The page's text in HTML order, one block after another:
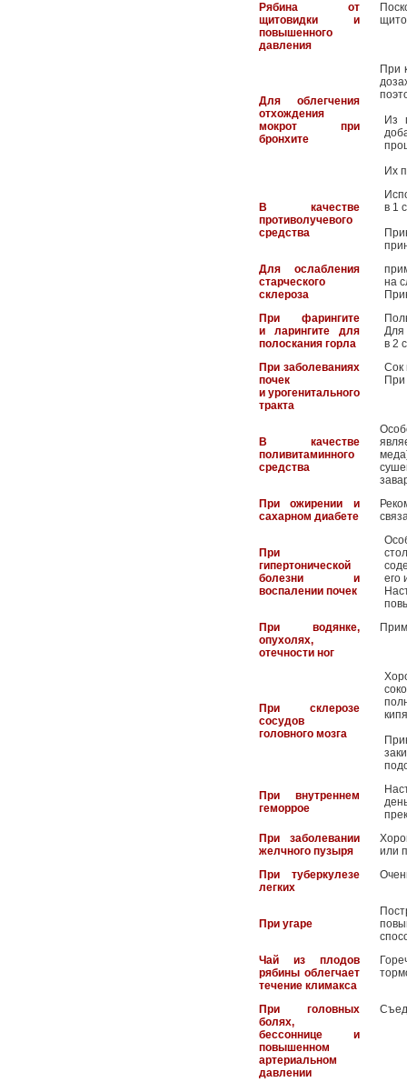
Рябина от
щитовидки и
повышенного
давления
Для облегчения
отхождения
мокрот при
бронхите
При
Из
Их
В качестве
противолучевого
средства
в 1
Для ослабления
старческого
склероза
на
При фарингите
и ларингите для
полоскания горла
Для
в 2
При заболеваниях
почек
и урогенитального
тракта
Сок
При
В качестве
поливитаминного
средства
При ожирении и
сахарном диабете
При
гипертонической
болезни и
воспалении почек
его
При водянке,
опухолях,
отечности ног
При склерозе
сосудов
головного мозга
При внутреннем
геморрое
При заболевании
желчного пузыря
или
При туберкулезе
легких
При угаре
Чай из плодов
рябины облегчает
течение климакса
При головных
болях,
бессоннице и
повышенном
артериальном
давлении